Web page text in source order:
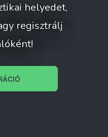
helyedet,
regisztrálj